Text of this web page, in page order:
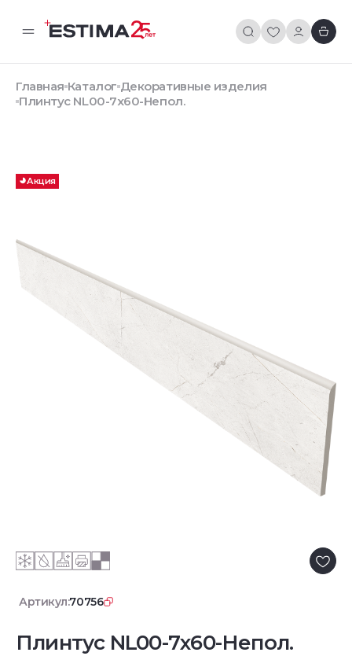
Главная Каталог Декоративные изделия
Плинтус NL00-7x60-Непол.
Акция
Артикул:70756
Плинтус NL00-7x60-Непол.